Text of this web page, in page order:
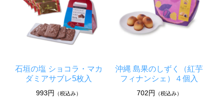
石垣の塩 ショコラ・マカ
ダミアサブレ5枚入
993円 （税込み）
沖縄 島果のしずく（紅芋
フィナンシェ）４個入
702円 （税込み）